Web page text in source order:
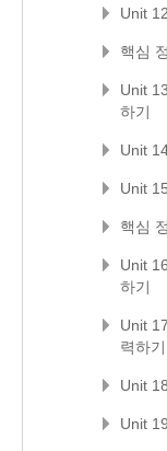
Unit
핵심
Unit
하기
Unit
Unit
핵심
Unit
하기
Unit
력하기
Unit
Unit